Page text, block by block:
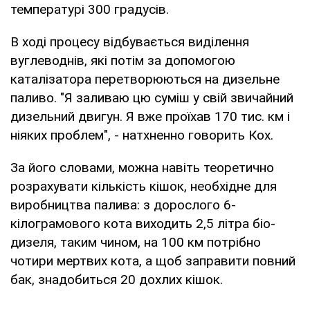
температурі 300 градусів.
В ході процесу відбувається виділення
вуглеводнів, які потім за допомогою
каталізатора перетворюються на дизельне
паливо. "Я заливаю цю суміш у свій звичайний
дизельний двигун. Я вже проїхав 170 тис. км і
ніяких проблем", - натхненно говорить Кох.
За його словами, можна навіть теоретично
розрахувати кількість кішок, необхідне для
виробництва палива: з дорослого 6-
кілограмового кота виходить 2,5 літра біо-
дизеля, таким чином, на 100 км потрібно
чотири мертвих кота, а щоб заправити повний
бак, знадобиться 20 дохлих кішок.